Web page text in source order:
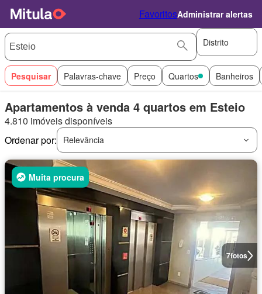
FavoritosAdministrar alertas
Distrito
Pesquisar Palavras-chave Preço Quartos Banheiros
Apartamentos à venda 4 quartos em Esteio
4.810 imóveis disponíveis
Ordenar por:
Relevância
7fotos
Muita procura